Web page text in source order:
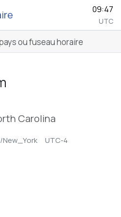
09:47
UTC
Carolina
UTC-4